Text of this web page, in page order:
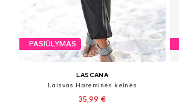
PASIŪLYMAS
LASCANA
Laisvas Hareminės kelnės
35,99 €